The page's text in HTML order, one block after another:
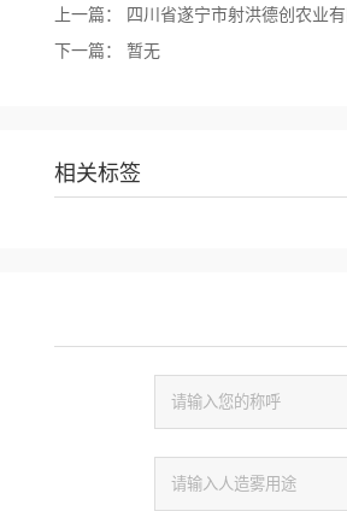
上一篇： 四川省遂宁市射洪德创农业
下一篇： 暂无
相关标签